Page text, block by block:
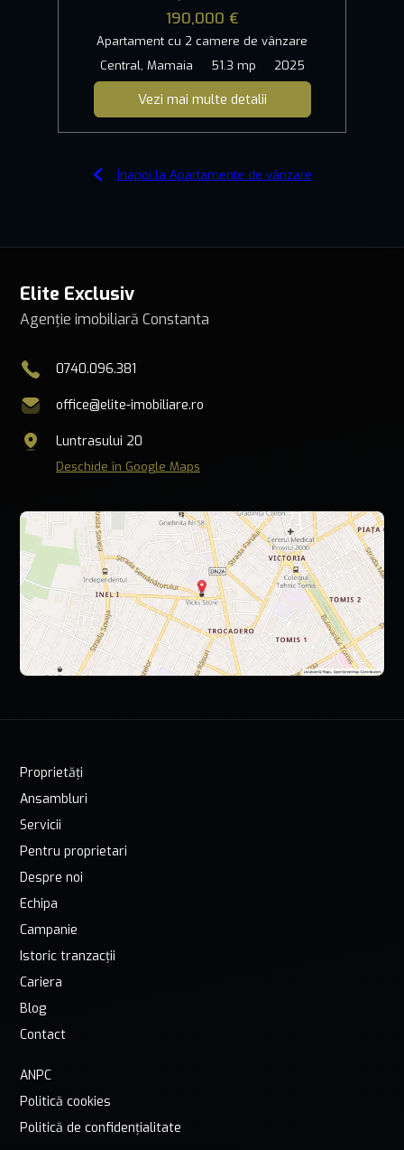
190,000 €
Apartament cu 2 camere de vânzare
Central, Mamaia
51.3 mp 2025
Vezi mai multe detalii
Înapoi la Apartamente de vânzare
Elite Exclusiv
Agenție imobiliară Constanta
0740.096.381
office@elite-imobiliare.ro
Luntrasului 20
Deschide în Google Maps
Proprietăți
Ansambluri
Servicii
Pentru proprietari
Despre noi
Echipa
Campanie
Istoric tranzacții
Cariera
Blog
Contact
ANPC
Politică cookies
Politică de confidențialitate